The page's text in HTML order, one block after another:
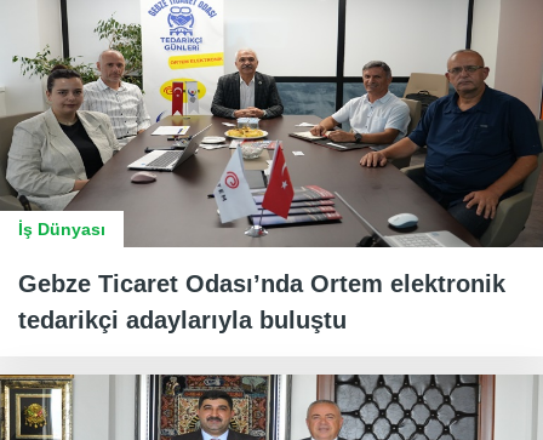
İş Dünyası
Gebze Ticaret Odası’nda Ortem elektronik
tedarikçi adaylarıyla buluştu